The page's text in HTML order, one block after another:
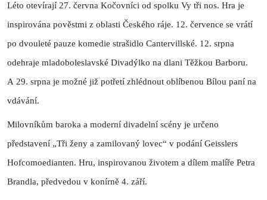
Léto otevírají 27. června Kočovníci od spolku Vy tři nos. Hra je
inspirována pověstmi z oblasti Českého ráje. 12. července se vrátí
po dvouleté pauze komedie strašidlo Cantervillské. 12. srpna
odehraje mladoboleslavské Divadýlko na dlani Těžkou Barboru.
A 29. srpna je možné již potřetí zhlédnout oblíbenou Bílou paní na
vdávání.
Milovníkům baroka a moderní divadelní scény je určeno
představení „Tři ženy a zamilovaný lovec“ v podání Geisslers
Hofcomoedianten. Hru, inspirovanou životem a dílem malíře Petra
Brandla, předvedou v konírně 4. září.